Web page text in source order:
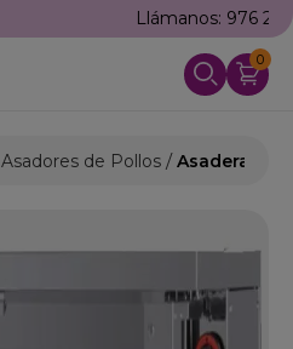
0
Asadores de Pollos Asadera de